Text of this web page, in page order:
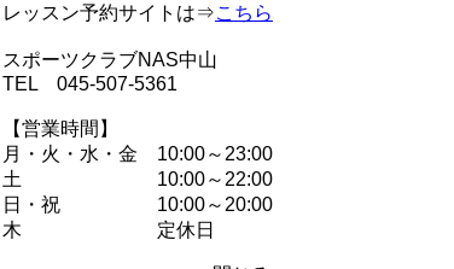
レッスン予約サイトは⇒こちら
スポーツクラブNAS中山
TEL 045-507-5361
【営業時間】
月・火・水・金 10:00～23:00
土 10:00～22:00
日・祝 10:00～20:00
木 定休日